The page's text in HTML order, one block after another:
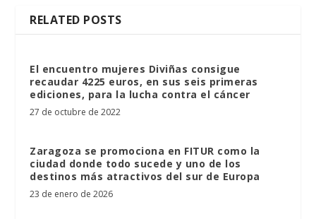
RELATED POSTS
El encuentro mujeres Diviñas consigue
recaudar 4225 euros, en sus seis primeras
ediciones, para la lucha contra el cáncer
27 de octubre de 2022
Zaragoza se promociona en FITUR como la
ciudad donde todo sucede y uno de los
destinos más atractivos del sur de Europa
23 de enero de 2026